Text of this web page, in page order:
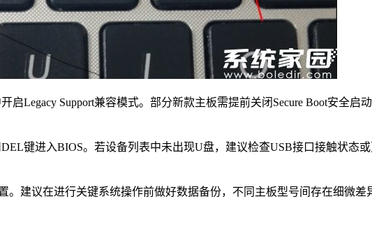
启Legacy Support兼容模式。部分新款主板需提前关闭Secure Boot安全启
键进入BIOS。若设备列表中未出现U盘，建议检查USB接口接触状态
建议在进行关键系统操作前做好数据备份，不同主板型号间存在细微